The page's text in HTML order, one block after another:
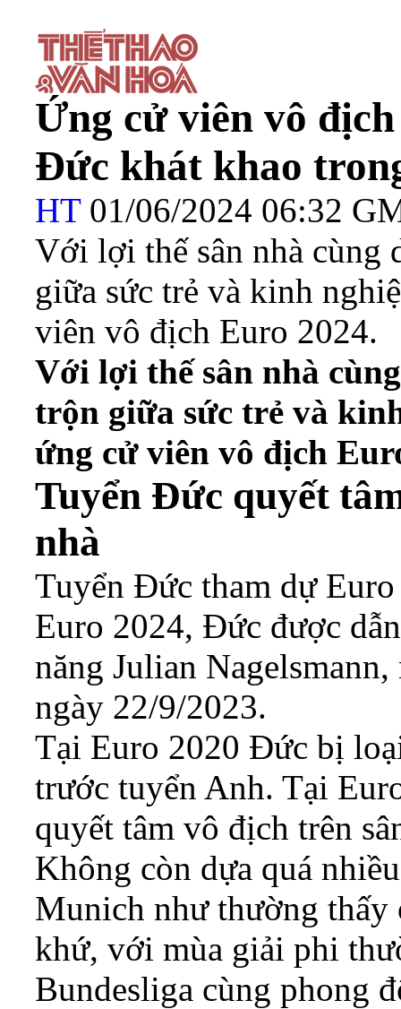
Ứng cử viên vô
Đức khát khao
HT 01/06/2024 06:32
Với lợi thế sân nhà cùng
giữa sức trẻ và kinh
viên vô địch Euro 2024.
Với lợi thế sân nhà
trộn giữa sức trẻ và
ứng cử viên vô địch
Tuyển Đức quyết
nhà
Tuyển Đức tham dự
Euro 2024, Đức được
năng Julian
ngày 22/9/2023.
Tại Euro 2020 Đức bị
trước tuyển Anh. Tại
quyết tâm vô địch trên
Không còn dựa quá
Munich như thường thấy
khứ, với mùa giải phi
Bundesliga cùng phong